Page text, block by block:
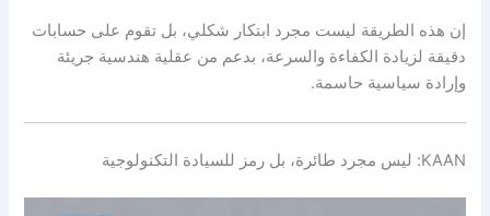
إن هذه الطريقة ليست مجرد ابتكار شكلي، بل تقوم على حسابات
دقيقة لزيادة الكفاءة والسرعة، بدعم من عقلية هندسية جريئة
وإرادة سياسية حاسمة.
KAAN: ليس مجرد طائرة، بل رمز للسيادة التكنولوجية